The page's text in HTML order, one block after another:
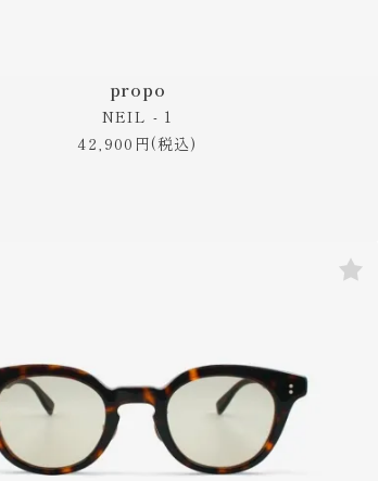
propo
NEIL - 1
42,900円(税込)